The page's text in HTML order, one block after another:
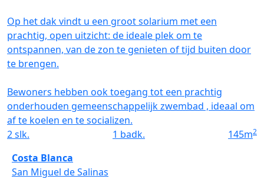
Op het dak vindt u een groot solarium met een
prachtig, open uitzicht: de ideale plek om te
ontspannen, van de zon te genieten of tijd buiten door
te brengen.
Bewoners hebben ook toegang tot een prachtig
onderhouden gemeenschappelijk zwembad , ideaal om
af te koelen en te socializen.
2slk. 1 badk. 145m2
Costa Blanca
San Miguel de Salinas